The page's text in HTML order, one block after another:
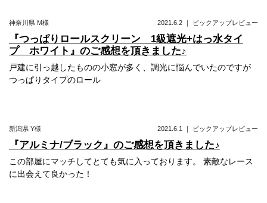
ン
神奈川県 M様 2021.6.2 ｜ ピックアップレビュー
『つっぱりロールスクリーン 1級遮光+はっ水タイ
プ ホワイト』のご感想を頂きました♪
戸建に引っ越したものの小窓が多く、調光に悩んでいたのですが
つっぱりタイプのロール
新潟県 Y様 2021.6.1 ｜ ピックアップレビュー
『アルミナ/ブラック』のご感想を頂きました♪
この部屋にマッチしてとても気に入っております。 素敵なレース
に出会えて良かった！